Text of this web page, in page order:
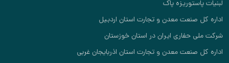
لبنیات پاستوریزه پاک
اداره کل صنعت معدن و تجارت استان اردبیل
شرکت ملی حفاری ایران در استان خوزستان
اداره کل صنعت معدن و تجارت استان اذربایجان غربی